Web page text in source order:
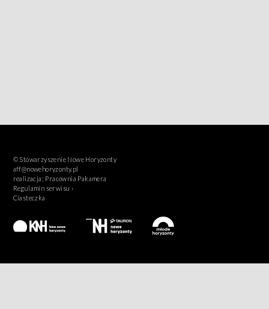
© Stowarzyszenie Nowe Horyzonty
aff@nowehoryzonty.pl
realizacja: Pracownia Pakamera
Regulamin serwisu ›
Ciasteczka